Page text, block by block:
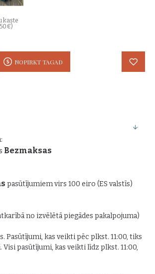
kaste
NOPIRKT TAGAD
Bezmaksas
pasūtījumiem virs 100 eiro (ES valstīs)
no izvēlētā piegādes pakalpojuma)
Pasūtījumi, kas veikti pēc plkst. 11:00, tiks
Visi pasūtījumi, kas veikti līdz plkst. 11:00,